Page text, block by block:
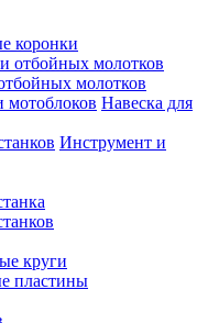
коронки
молотков
Навеска для
Инструмент и
круги
пластины